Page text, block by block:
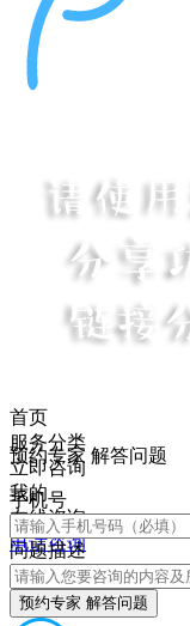
首页
服务分类
立即咨询
我的
在线咨询
电话咨询
预约专家 解答问题
手机号
问题描述
预约专家 解答问题